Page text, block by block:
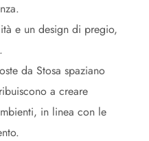
e un design di pregio,
da Stosa spaziano
a creare
in linea con le